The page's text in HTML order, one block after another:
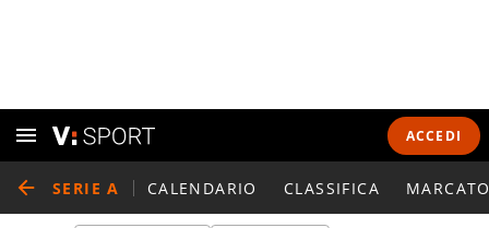
ACCEDI
SERIE A CALENDARIO CLASSIFICA